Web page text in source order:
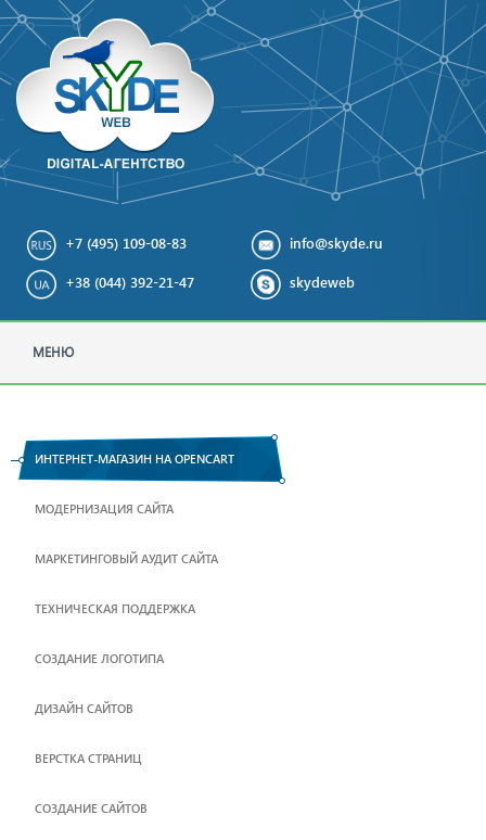
+7 (495) 109-08-83
+38 (044) 392-21-47
info@skyde.ru
skydeweb
МЕНЮ
ИНТЕРНЕТ-МАГАЗИН НА OPENCART
МОДЕРНИЗАЦИЯ САЙТА
МАРКЕТИНГОВЫЙ АУДИТ САЙТА
ТЕХНИЧЕСКАЯ ПОДДЕРЖКА
СОЗДАНИЕ ЛОГОТИПА
ДИЗАЙН САЙТОВ
ВЕРСТКА СТРАНИЦ
CОЗДАНИЕ САЙТОВ